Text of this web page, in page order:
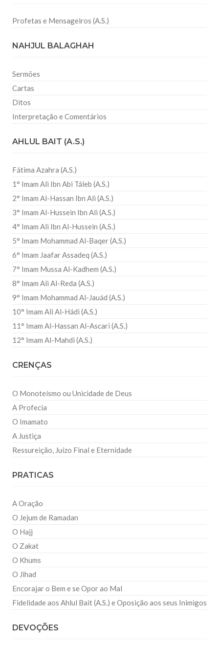
Profetas e Mensageiros (A.S.)
NAHJUL BALAGHAH
Sermões
Cartas
Ditos
Interpretação e Comentários
AHLUL BAIT (A.S.)
Fátima Azahra (A.S.)
1° Imam Ali Ibn Abi Táleb (A.S.)
2° Imam Al-Hassan Ibn Ali (A.S.)
3° Imam Al-Hussein Ibn Ali (A.S.)
4° Imam Ali Ibn Al-Hussein (A.S.)
5° Imam Mohammad Al-Baqer (A.S.)
6° Imam Jaafar Assadeq (A.S.)
7° Imam Mussa Al-Kadhem (A.S.)
8° Imam Ali Al-Reda (A.S.)
9° Imam Mohammad Al-Jauád (A.S.)
10° Imam Ali Al-Hádi (A.S.)
11° Imam Al-Hassan Al-Ascari (A.S.)
12° Imam Al-Mahdi (A.S.)
CRENÇAS
O Monoteísmo ou Unicidade de Deus
A Profecia
O Imamato
A Justiça
Ressureição, Juízo Final e Eternidade
PRATICAS
A Oração
O Jejum de Ramadan
O Hajj
O Zakat
O Khums
O Jihad
Encorajar o Bem e se Opor ao Mal
Fidelidade aos Ahlul Bait (A.S.) e Oposição aos seus Inimigos
DEVOÇÕES